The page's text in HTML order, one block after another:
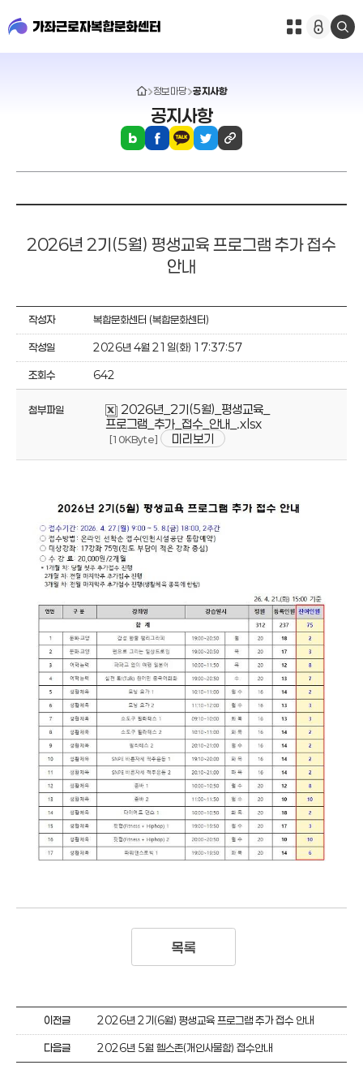
그
정보마당 공지사항
공지사항
2026년 2기(5월) 평생교육 프로그램 추가 접수
안내
작성자 복합문화센터 (복합문화센터)
작성일 2026년 4월 21일(화) 17:37:57
조회수 642
첨부파일
2026년_2기(5월)_평생교육_
프로그램_추가_접수_안내_.xlsx
[10KByte] 미리보기
목록
이전글 2026년 2기(6월) 평생교육 프로그램 추가 접수 안내
다음글 2026년 5월 헬스존(개인사물함) 접수안내